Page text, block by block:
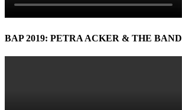
BAP 2019: PETRA ACKER & THE BAND